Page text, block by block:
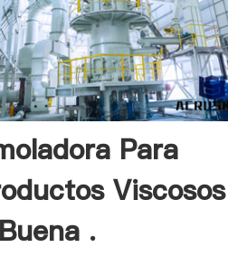
Para
Viscosos
.